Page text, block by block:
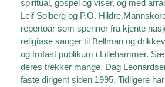
spiritual, gospel og viser, og med
Leif Solberg og P.O.
repertoar som spenner fra kjente
religiøse sanger til Bellman og
og trofast publikum i Lillehammer.
deres trekker mange. Dag
faste dirigent siden 1995. Tidligere